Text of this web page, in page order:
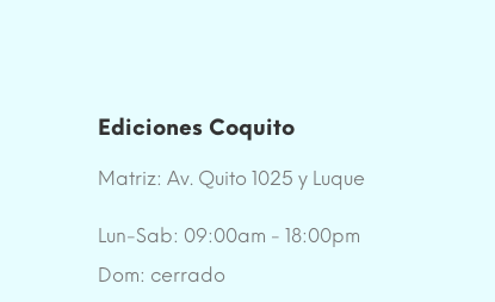
Ediciones Coquito
Matriz: Av. Quito 1025 y Luque
Lun-Sab: 09:00am - 18:00pm
Dom: cerrado